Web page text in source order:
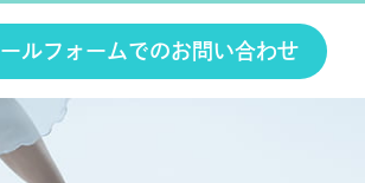
ルフォームでのお問い合わせ